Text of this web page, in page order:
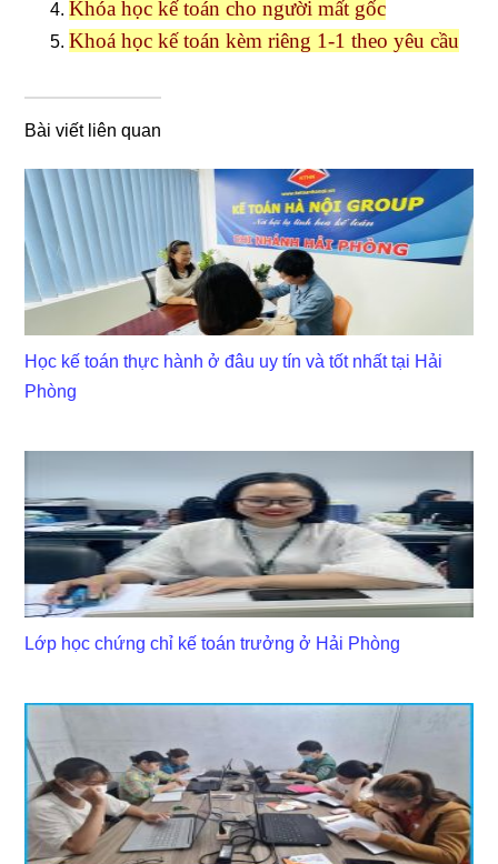
Khóa học kế toán cho người mất gốc
Khoá học kế toán kèm riêng 1-1 theo yêu cầu
Bài viết liên quan
Học kế toán thực hành ở đâu uy tín và tốt nhất tại Hải
Phòng
Lớp học chứng chỉ kế toán trưởng ở Hải Phòng